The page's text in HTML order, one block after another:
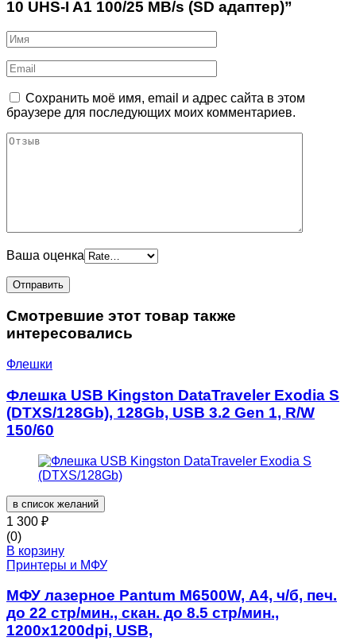
10 UHS-I A1 100/25 MB/s (SD адаптер)”
Сохранить моё имя, email и адрес сайта в этом
браузере для последующих моих комментариев.
Ваша оценка
Смотревшие этот товар также
интересовались
Флешки
Флешка USB Kingston DataTraveler Exodia S
(DTXS/128Gb), 128Gb, USB 3.2 Gen 1, R/W
150/60
в список желаний
1 300 ₽
(0)
В корзину
Принтеры и МФУ
МФУ лазерное Pantum M6500W, A4, ч/б, печ.
до 22 стр/мин., скан. до 8.5 стр/мин.,
1200x1200dpi, USB,